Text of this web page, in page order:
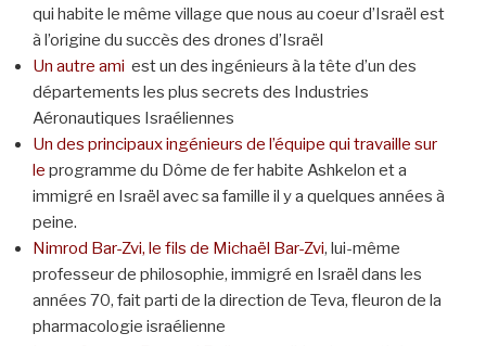
qui habite le même village que nous au coeur d’Israël est
à l’origine du succès des drones d’Israël
Un autre ami est un des ingénieurs à la tête d’un des
départements les plus secrets des Industries
Aéronautiques Israéliennes
Un des principaux ingénieurs de l’équipe qui travaille sur
le programme du Dôme de fer habite Ashkelon et a
immigré en Israël avec sa famille il y a quelques années à
peine.
Nimrod Bar-Zvi, le fils de Michaël Bar-Zvi, lui-même
professeur de philosophie, immigré en Israël dans les
années 70, fait parti de la direction de Teva, fleuron de la
pharmacologie israélienne